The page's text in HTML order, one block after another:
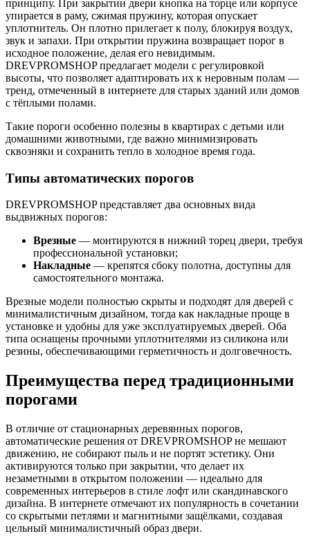
принципу. При закрытии двери кнопка на торце или корпусе
упирается в раму, сжимая пружину, которая опускает
уплотнитель. Он плотно прилегает к полу, блокируя воздух,
звук и запахи. При открытии пружина возвращает порог в
исходное положение, делая его невидимым.
DREVPROMSHOP предлагает модели с регулировкой
высоты, что позволяет адаптировать их к неровным полам —
тренд, отмеченный в интернете для старых зданий или домов
с тёплыми полами.
Такие пороги особенно полезны в квартирах с детьми или
домашними животными, где важно минимизировать
сквозняки и сохранить тепло в холодное время года.
Типы автоматических порогов
DREVPROMSHOP представляет два основных вида
выдвижных порогов:
Врезные — монтируются в нижний торец двери, требуя
профессиональной установки;
Накладные — крепятся сбоку полотна, доступны для
самостоятельного монтажа.
Врезные модели полностью скрыты и подходят для дверей с
минималистичным дизайном, тогда как накладные проще в
установке и удобны для уже эксплуатируемых дверей. Оба
типа оснащены прочными уплотнителями из силикона или
резины, обеспечивающими герметичность и долговечность.
Преимущества перед традиционными
порогами
В отличие от стационарных деревянных порогов,
автоматические решения от DREVPROMSHOP не мешают
движению, не собирают пыль и не портят эстетику. Они
активируются только при закрытии, что делает их
незаметными в открытом положении — идеально для
современных интерьеров в стиле лофт или скандинавского
дизайна. В интернете отмечают их популярность в сочетании
со скрытыми петлями и магнитными защёлками, создавая
цельный минималистичный образ двери.